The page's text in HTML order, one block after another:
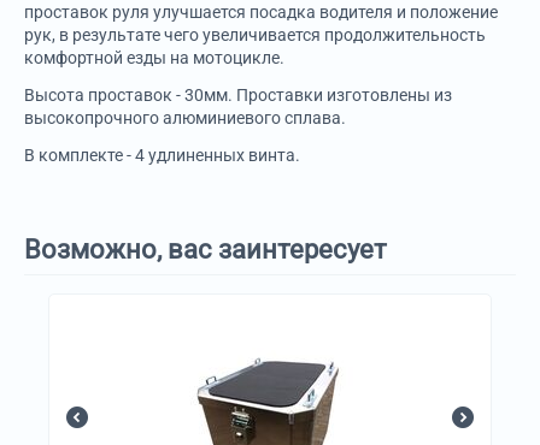
проставок руля улучшается посадка водителя и положение
рук, в результате чего увеличивается продолжительность
комфортной езды на мотоцикле.
Высота проставок - 30мм. Проставки изготовлены из
высокопрочного алюминиевого сплава.
В комплекте - 4 удлиненных винта.
Возможно, вас заинтересует